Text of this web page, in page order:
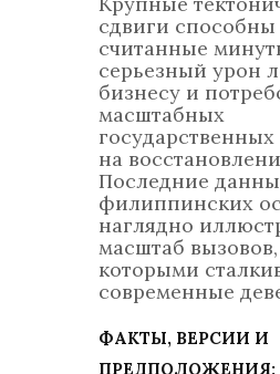
сдвиги способны
считанные
серьезный урон
бизнесу и
масштабных
на
Последние
филиппинских
наглядно
масштаб вызовов,
которыми
современные
ФАКТЫ, ВЕРСИИ И
ПРЕДПОЛОЖЕНИЯ: